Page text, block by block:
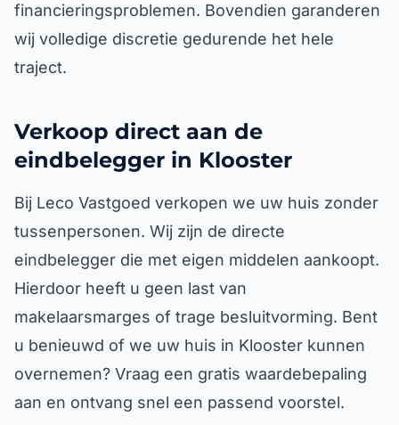
financieringsproblemen. Bovendien garanderen
wij volledige discretie gedurende het hele
traject.
Verkoop direct aan de
eindbelegger in Klooster
Bij Leco Vastgoed verkopen we uw huis zonder
tussenpersonen. Wij zijn de directe
eindbelegger die met eigen middelen aankoopt.
Hierdoor heeft u geen last van
makelaarsmarges of trage besluitvorming. Bent
u benieuwd of we uw huis in Klooster kunnen
overnemen? Vraag een gratis waardebepaling
aan en ontvang snel een passend voorstel.